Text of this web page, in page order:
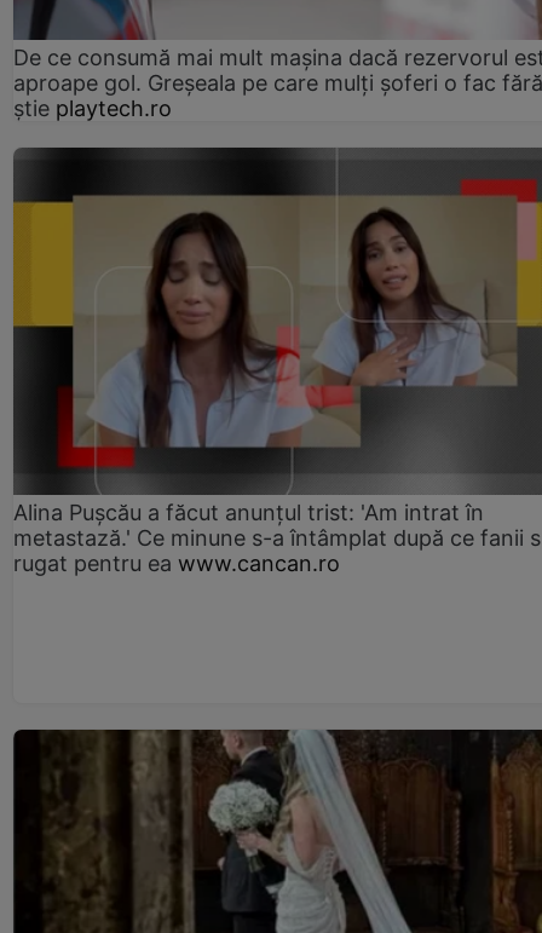
De ce consumă mai mult mașina dacă rezervorul
aproape gol. Greșeala pe care mulți șoferi o fac
știe playtech.ro
Alina Pușcău a făcut anunțul trist: 'Am intrat în
metastază.' Ce minune s-a întâmplat după ce fanii
rugat pentru ea www.cancan.ro